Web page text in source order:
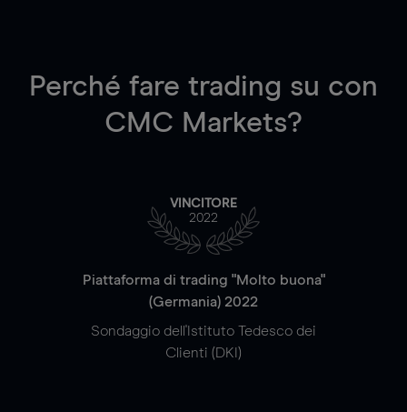
Perché fare trading su con
CMC Markets?
VINCITORE
2022
Piattaforma di trading "Molto buona"
(Germania) 2022
Sondaggio dell'Istituto Tedesco dei
Clienti (DKI)